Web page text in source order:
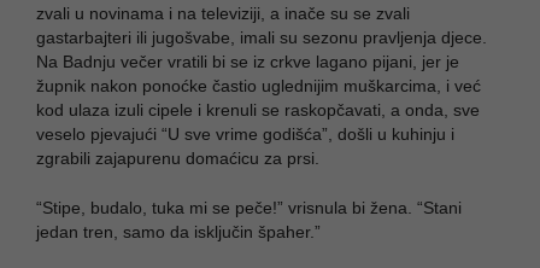
zvali u novinama i na televiziji, a inače su se zvali
gastarbajteri ili jugošvabe, imali su sezonu pravljenja djece.
Na Badnju večer vratili bi se iz crkve lagano pijani, jer je
župnik nakon ponoćke častio uglednijim muškarcima, i već
kod ulaza izuli cipele i krenuli se raskopčavati, a onda, sve
veselo pjevajući “U sve vrime godišća”, došli u kuhinju i
zgrabili zajapurenu domaćicu za prsi.
“Stipe, budalo, tuka mi se peče!” vrisnula bi žena. “Stani
jedan tren, samo da isključin špaher.”